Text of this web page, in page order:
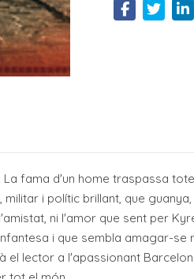
La fama d'un home traspassa
i polític brillant, que
ni l'amor que sent per
i que sembla amagar-se
el lector a l'apassionant